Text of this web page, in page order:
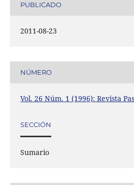
PUBLICADO
2011-08-23
NÚMERO
Vol. 26 Núm. 1 (1996): Revista
SECCIÓN
Sumario